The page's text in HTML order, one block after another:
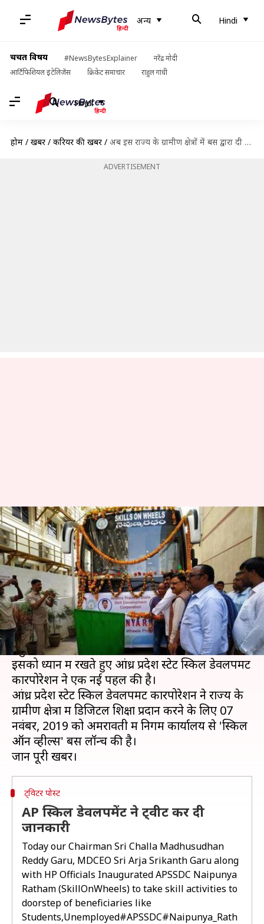
अन्य Hindi
चर्चित विषय #NewsBytesExplainer
नरेंद्र मोदी
आर्टिफिशियल इंटेलिजेंस
क्रिकेट समाचार राहुल गांधी
Hindi
होम / खबरें / करियर की खबरें / अब इस राज्य के ग्रामीण क्षेत्रों में बस द्वारा दी जाएगी डिजिटल शिक्षा
ADVERTISEMENT
अब इस राज्य के ग्रामीण क्षेत्रों में बस
द्वारा दी जाएगी डिजिटल शिक्षा
लेखन मोना दीक्षित Nov 08, 2019 12:43 pm
क्या है खबर?
आज के समय में शिक्षा बहुत जरुरी है और किसी भी देश
की तरक्की के लिए उस देश के बच्चों का शिक्षित होना
बहुत जरुरी है।
इसको ध्यान में रखते हुए आंध्र प्रदेश स्टेट स्किल डेवलपमेंट
कारपोरेशन ने एक नई पहल की है।
आंध्र प्रदेश स्टेट स्किल डेवलपमेंट कारपोरेशन ने राज्य के
ग्रामीण क्षेत्रों में डिजिटल शिक्षा प्रदान करने के लिए 07
नवंबर, 2019 को अमरावती में निगम कार्यालय से 'स्किल
ऑन व्हील्स' बस लॉन्च की है।
ट्विटर पोस्ट
AP स्किल डेवलपमेंट ने ट्वीट कर दी
जानकारी
Today our Chairman Sri Challa Madhusudhan
Reddy Garu, MDCEO Sri Arja Srikanth Garu along
with HP Officials Inaugurated APSSDC Naipunya
Ratham (SkillOnWheels) to take skill activities to
doorstep of beneficiaries like
Students,Unemployed#APSSDC#Naipunya_Rath